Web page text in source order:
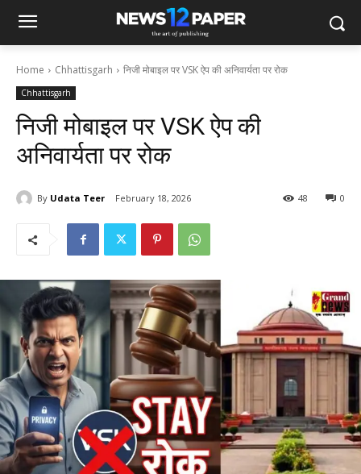
Home Chhattisgarh निजी मोबाइल पर VSK ऐप की अनिवार्यता पर रोक
Chhattisgarh
निजी मोबाइल पर VSK ऐप की
अनिवार्यता पर रोक
By Udata Teer February 18, 2026 0
48